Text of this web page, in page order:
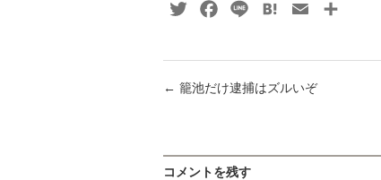
TwitterFacebook
Line HatenaEmail
← 籠池だけ逮捕はズルいぞ
コメントを残す